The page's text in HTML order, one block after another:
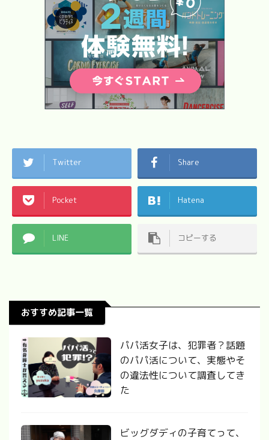
Twitter Share
Pocket Hatena
LINE コピーする
おすすめ記事一覧
パパ活女子は、犯罪者？話題
のパパ活について、実態やそ
の違法性について調査してき
た
ビッグダディの子育てって、